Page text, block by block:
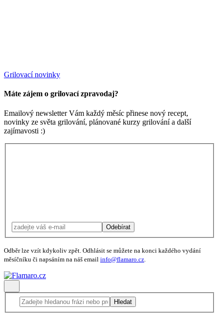
Grilovací novinky
Máte zájem o grilovací zpravodaj?
Emailový newsletter Vám každý měsíc přinese nový recept,
novinky ze světa grilování, plánované kurzy grilování a další
zajímavosti :)
Odebírat
Odběr lze vzít kdykoliv zpět. Odhlásit se můžete na konci každého vydání
měsíčníku či napsáním na náš email info@flamaro.cz.
Hledat